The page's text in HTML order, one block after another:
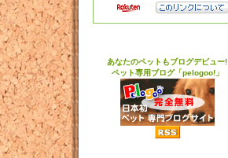
あなたのペットもブログデビュー!
ペット専用ブログ「pelogoo!」